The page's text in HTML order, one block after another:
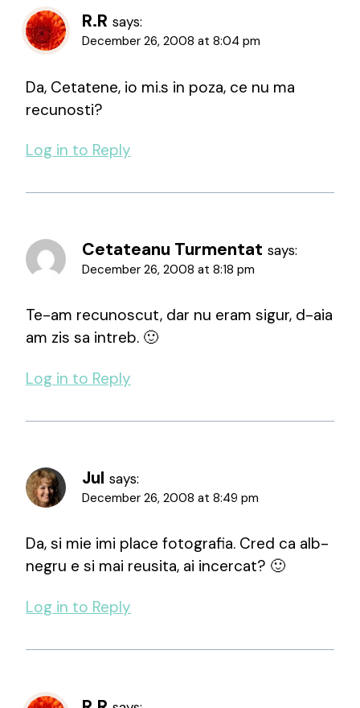
R.R says:
December 26, 2008 at 8:04 pm
Da, Cetatene, io mi.s in poza, ce nu ma
recunosti?
Log in to Reply
Cetateanu Turmentat says:
December 26, 2008 at 8:18 pm
Te-am recunoscut, dar nu eram sigur, d-aia
am zis sa intreb. 🙂
Log in to Reply
Jul says:
December 26, 2008 at 8:49 pm
Da, si mie imi place fotografia. Cred ca alb-
negru e si mai reusita, ai incercat? 🙂
Log in to Reply